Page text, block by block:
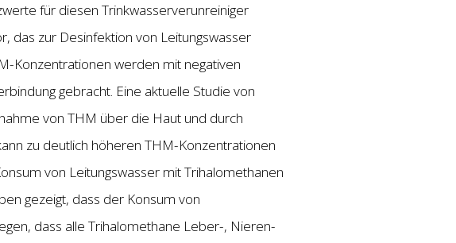
für diesen Trinkwasserverunreiniger
das zur Desinfektion von Leitungswasser
Konzentrationen werden mit negativen
gebracht. Eine aktuelle Studie von
von THM über die Haut und durch
zu deutlich höheren THM-Konzentrationen
von Leitungswasser mit Trihalomethanen
gezeigt, dass der Konsum von
dass alle Trihalomethane Leber-, Nieren-